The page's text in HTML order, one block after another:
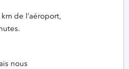
de l’aéroport,
nous